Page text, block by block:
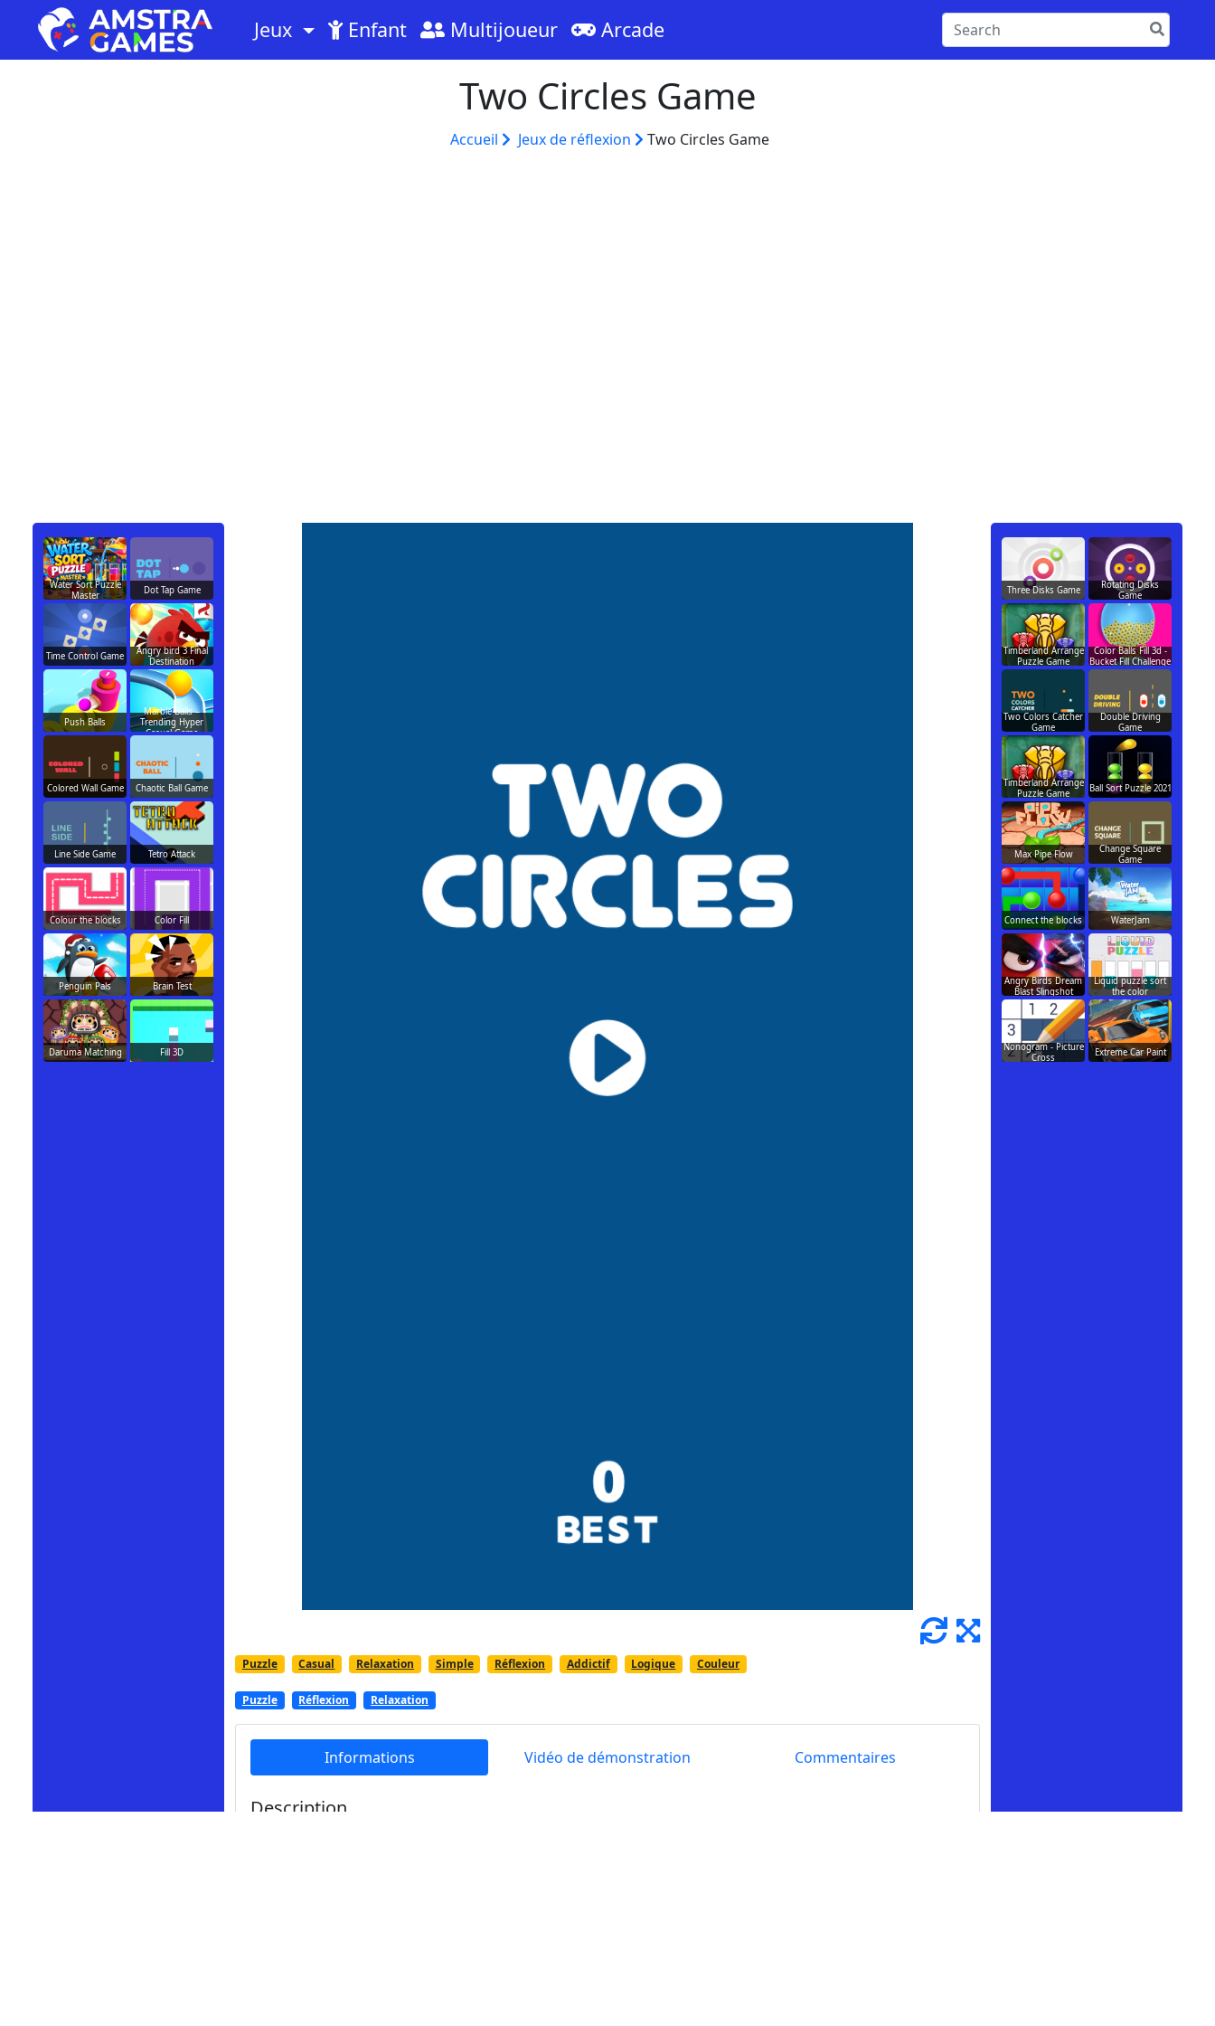
Jeux Enfant Multijoueur Arcade
Two Circles Game
Accueil Jeux de réflexion Two Circles Game
Puzzle Casual Relaxation Simple Réflexion Addictif Logique Couleur
Puzzle Réflexion Relaxation
Informations Vidéo de démonstration Commentaires
Description
Water Sort Puzzle
Master
Dot Tap Game
Time Control Game
Angry bird 3 Final
Destination
Push Balls
Marble Balls –
Trending Hyper
Casual Game
Colored Wall Game Chaotic Ball Game
Line Side Game Tetro Attack
Colour the blocks Color Fill
Penguin Pals Brain Test
Daruma Matching Fill 3D
Three Disks Game
Rotating Disks
Game
Timberland Arrange
Puzzle Game
Color Balls Fill 3d -
Bucket Fill Challenge
Two Colors Catcher
Game
Double Driving
Game
Timberland Arrange
Puzzle Game
Ball Sort Puzzle 2021
Max Pipe Flow
Change Square
Game
Connect the blocks WaterJam
Angry Birds Dream
Blast Slingshot
Liquid puzzle sort
the color
Nonogram - Picture
Cross
Extreme Car Paint